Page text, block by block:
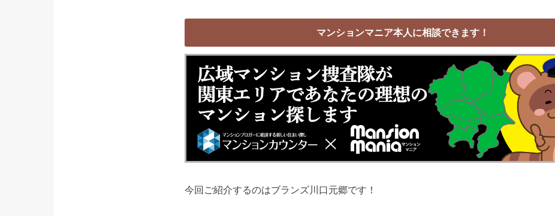
マンションマニア本人に相談できます！
今回ご紹介するのはブランズ川口元郷です！